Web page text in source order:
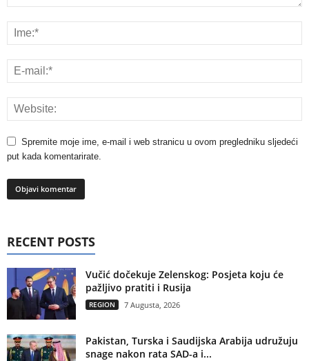
Spremite moje ime, e-mail i web stranicu u ovom pregledniku sljedeći
put kada komentarirate.
RECENT POSTS
Vučić dočekuje Zelenskog: Posjeta koju će
pažljivo pratiti i Rusija
REGION 7 Augusta, 2026
Pakistan, Turska i Saudijska Arabija udružuju
snage nakon rata SAD-a i...